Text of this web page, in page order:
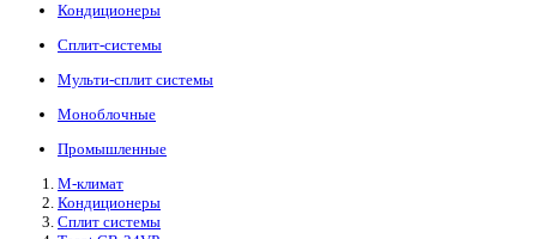
Кондиционеры
Сплит-системы
Мульти-сплит системы
Моноблочные
Промышленные
М-климат
Кондиционеры
Сплит системы